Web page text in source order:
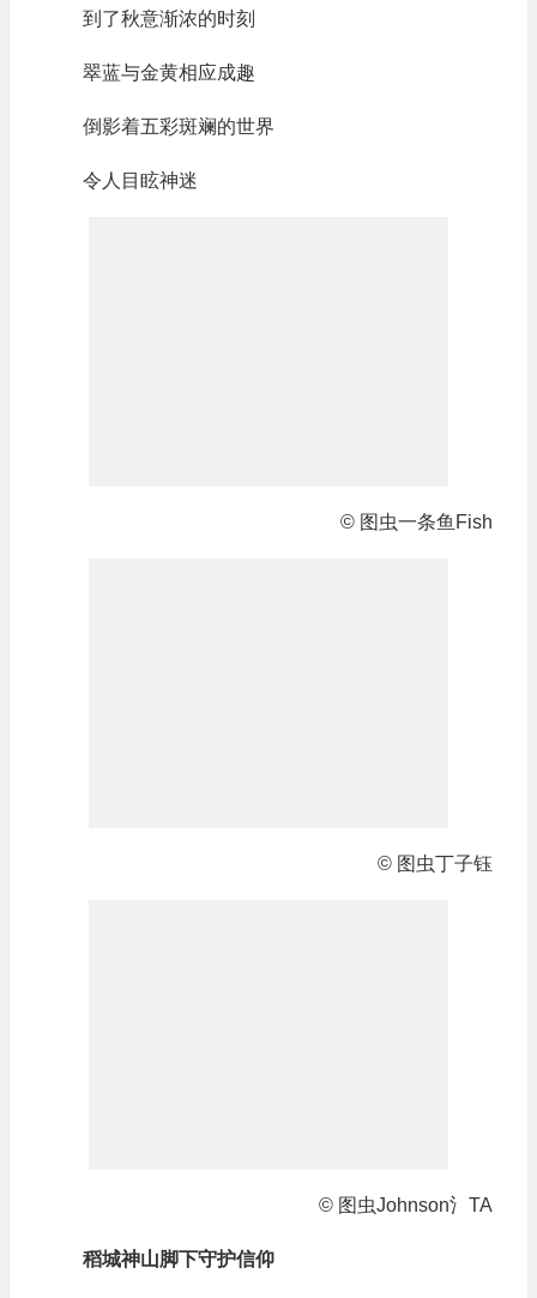
到了秋意渐浓的时刻
翠蓝与金黄相应成趣
倒影着五彩斑斓的世界
令人目眩神迷
© 图虫一条鱼Fish
© 图虫丁子钰
© 图虫Johnson氵TA
稻城神山脚下守护信仰